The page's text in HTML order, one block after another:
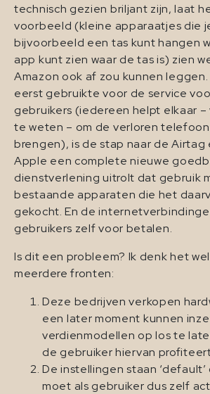
technisch gezien briljant zijn, laat
voorbeeld (kleine apparaatjes die
bijvoorbeeld een tas kunt hangen
app kunt zien waar de tas is) zien
Amazon ook af zou kunnen
eerst gebruikte voor de service
gebruikers (iedereen helpt elkaar
te weten – om de verloren
brengen), is de stap naar de Airtag
Apple een complete nieuwe
dienstverlening uitrolt dat gebruik
bestaande apparaten die het
gekocht. En de
gebruikers zelf voor betalen.
Is dit een probleem? Ik denk het
meerdere fronten:
Deze bedrijven verkopen
een later moment kunnen
verdienmodellen op los te
de gebruiker hiervan
De instellingen staan
moet als gebruiker dus zelf